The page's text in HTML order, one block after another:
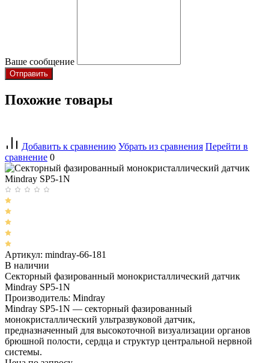
Ваше сообщение
Похожие товары
Добавить к сравнению Убрать из сравнения Перейти в
сравнение 0
Артикул: mindray-66-181
В наличии
Секторный фазированный монокристаллический датчик
Mindray SP5-1N
Производитель: Mindray
Mindray SP5-1N — секторный фазированный
монокристаллический ультразвуковой датчик,
предназначенный для высокоточной визуализации органов
брюшной полости, сердца и структур центральной нервной
системы.